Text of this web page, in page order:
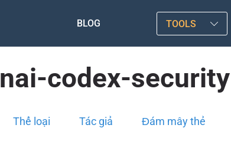
BLOG TOOLS
codex-security
Thể loại Tác giả Đám mây thẻ